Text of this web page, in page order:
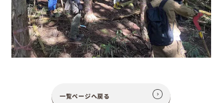
一覧ページへ戻る